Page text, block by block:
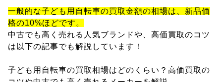
一般的な子ども用自転車の買取金額の相場は、新品価
格の10%ほどです。
中古でも高く売れる人気ブランドや、高価買取のコツ
は以下の記事でも解説しています！
子ども用自転車の買取相場はどのくらい？高価買取の